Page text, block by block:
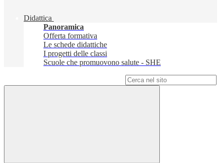
Didattica
Panoramica
Offerta formativa
Le schede didattiche
I progetti delle classi
Scuole che promuovono salute - SHE